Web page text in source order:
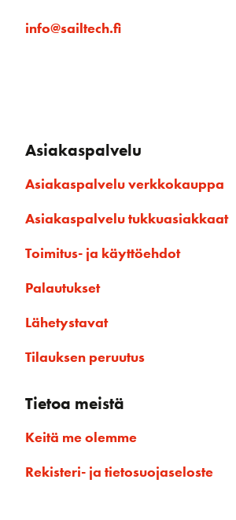
info@sailtech.fi
Asiakaspalvelu
Asiakaspalvelu verkkokauppa
Asiakaspalvelu tukkuasiakkaat
Toimitus- ja käyttöehdot
Palautukset
Lähetystavat
Tilauksen peruutus
Tietoa meistä
Keitä me olemme
Rekisteri- ja tietosuojaseloste